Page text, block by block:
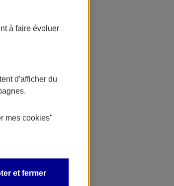
à faire évoluer
d'afficher du
mes cookies"
et fermer